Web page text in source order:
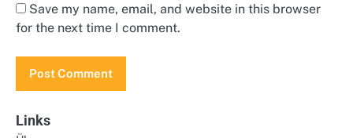
Save my name, email, and website in this browser
for the next time I comment.
Links